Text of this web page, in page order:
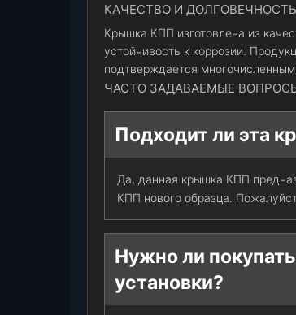
КАЧЕСТВО И
Крышка КПП изготовлена из
устойчивость к коррозии.
подтверждается
ЧАСТО ЗАДАВАЕМЫЕ
Подходит ли эта
Да, данная крышка КПП
КПП нового образца.
Нужно ли
установки?